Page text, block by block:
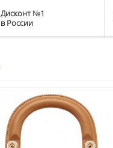
Дисконт №1
в России